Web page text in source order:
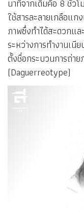
เทคนิคการถ่ายภาพ
หลังจากสารเคมีสำห
(Louis Daguerre)
(Louis Jacque
ฝรั่งเศสได้จับมือกับ โ
เคมีที่ใช้ในการบันทึก
และถ่ายภาพง่ายขึ้น โ
ไดด์ เป็นแผ่นรับภาพ
นาทีจากเดิมคือ 8 ชั่ว
ใช้สารละลายเกลือแ
ภาพซึ่งทำได้สะดวกแ
ระหว่างการทำงานเ
ตั้งชื่อกระบวนการถ่า